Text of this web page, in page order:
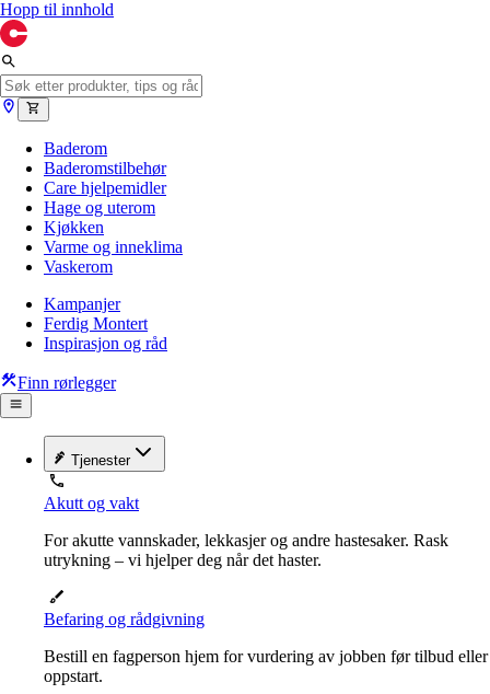
Hopp til innhold
Baderom
Baderomstilbehør
Care hjelpemidler
Hage og uterom
Kjøkken
Varme og inneklima
Vaskerom
Kampanjer
Ferdig Montert
Inspirasjon og råd
Finn rørlegger
Tjenester
Akutt og vakt
For akutte vannskader, lekkasjer og andre hastesaker. Rask
utrykning – vi hjelper deg når det haster.
Befaring og rådgivning
Bestill en fagperson hjem for vurdering av jobben før tilbud eller
oppstart.